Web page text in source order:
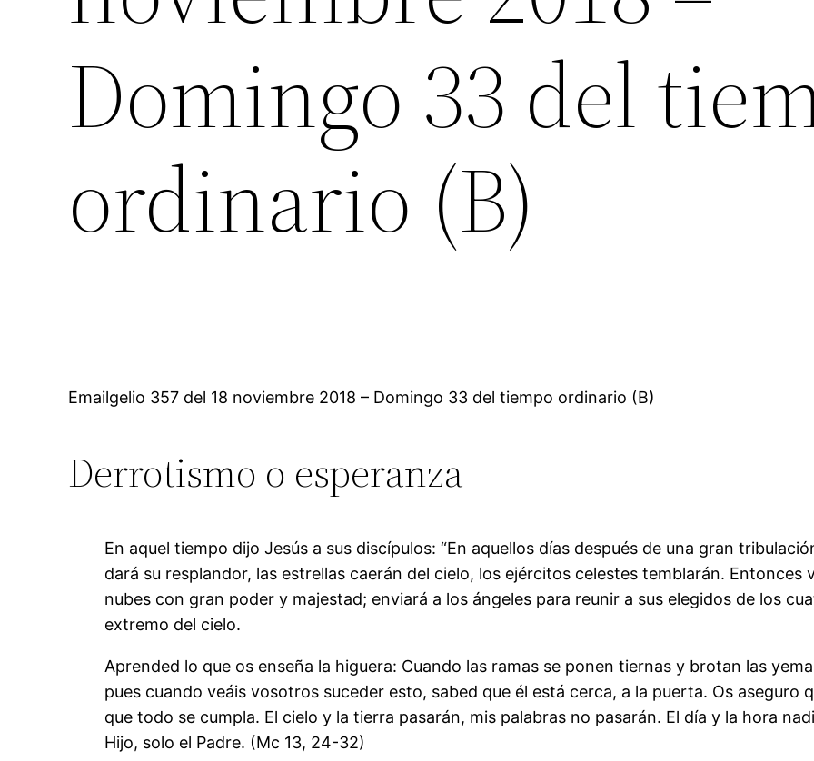
Domingo 33 del
ordinario (B)
Emailgelio 357 del 18 noviembre 2018 – Domingo 33 del tiempo ordinario (B)
Derrotismo o esperanza
En aquel tiempo dijo Jesús a sus discípulos: “En aquellos días después de una gran
dará su resplandor, las estrellas caerán del cielo, los ejércitos celestes temblarán. Entonces
nubes con gran poder y majestad; enviará a los ángeles para reunir a sus elegidos de los
extremo del cielo.
Aprended lo que os enseña la higuera: Cuando las ramas se ponen tiernas y brotan las
pues cuando veáis vosotros suceder esto, sabed que él está cerca, a la puerta. Os aseguro
que todo se cumpla. El cielo y la tierra pasarán, mis palabras no pasarán. El día y la hora
Hijo, solo el Padre. (Mc 13, 24-32)